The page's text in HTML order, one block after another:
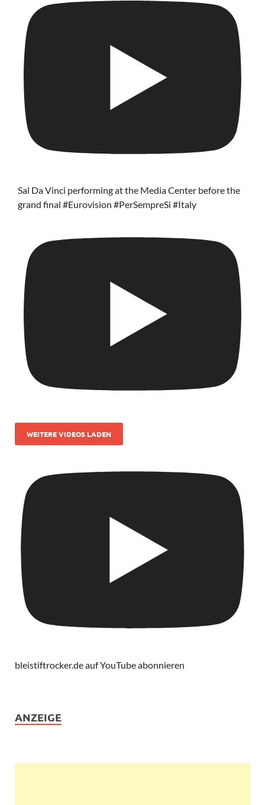
Sal Da Vinci performing at the Media Center before the
grand final #Eurovision #PerSempreSi #Italy
WEITERE VIDEOS LADEN
bleistiftrocker.de auf YouTube abonnieren
ANZEIGE